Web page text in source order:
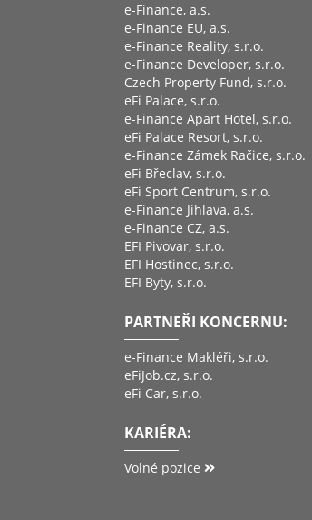
e-Finance, a.s.
e-Finance EU, a.s.
e-Finance Reality, s.r.o.
e-Finance Developer, s.r.o.
Czech Property Fund, s.r.o.
eFi Palace, s.r.o.
e-Finance Apart Hotel, s.r.o.
eFi Palace Resort, s.r.o.
e-Finance Zámek Račice, s.r.o.
eFi Břeclav, s.r.o.
eFi Sport Centrum, s.r.o.
e-Finance Jihlava, a.s.
e-Finance CZ, a.s.
EFI Pivovar, s.r.o.
EFI Hostinec, s.r.o.
EFI Byty, s.r.o.
PARTNEŘI KONCERNU:
e-Finance Makléři, s.r.o.
eFiJob.cz, s.r.o.
eFi Car, s.r.o.
KARIÉRA:
Volné pozice